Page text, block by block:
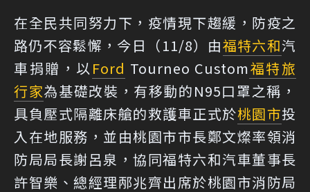
在全民共同努力下，疫情現下趨緩，防疫之
路仍不容鬆懈，今日（11/8）由福特六和汽
車捐贈，以Ford Tourneo Custom福特旅
行家為基礎改裝，有移動的N95口罩之稱，
具負壓式隔離床艙的救護車正式於桃園市投
入在地服務，並由桃園市市長鄭文燦率領消
防局局長謝呂泉，協同福特六和汽車董事長
許智樂、總經理邴兆齊出席於桃園市消防局